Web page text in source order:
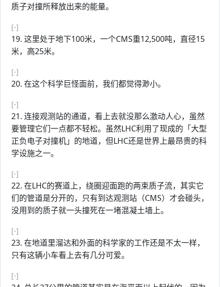
质子对撞所释放出来的能量。
[-]
19. 这里处于地下100米，一个CMS重12,500吨，直径15
米，高25米。
[-]
20. 在这个科学巨怪面前，我们都觉得渺小。
[-]
21. 连接观测站的通道，看上去就没那么激动人心，虽然
要管理它们一点都不轻松。虽然LHC利用了现成的「大型
正负电子对撞机」的地道，但LHC还是世界上最昂贵的科
学设施之一。
[-]
22. 在LHC的赛道上，绕圈迎面跑的两束质子流，其实它
们的管道是分开的，只有到达观测站（CMS）才会碰头，
没用到的质子就一头撞死在一堵混凝土墙上。
[-]
23. 在地道里溜达和外面的科学家的工作还是不太一样，
只有这辆小车看上去有几分可爱。
[-]